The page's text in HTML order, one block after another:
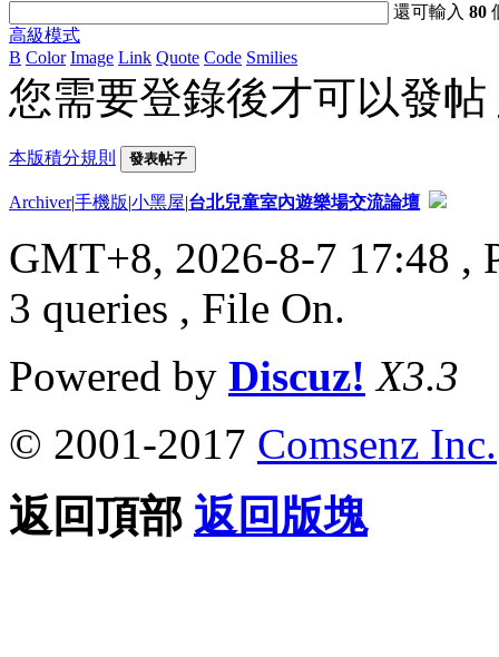
還可輸入80
高級模式
B Color Image Link Quote Code Smilies
您需要登錄後才可以發帖
本版積分規則 發表帖子
Archiver|手機版|小黑屋|台北兒童室內遊樂場交流論壇
GMT+8, 2026-8-7 17:48 ,
3 queries , File On.
Powered by Discuz! X3.3
© 2001-2017 Comsenz Inc.
返回頂部 返回版塊